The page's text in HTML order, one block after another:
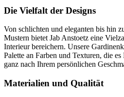
Die Vielfalt der Designs
Von schlichten und eleganten bis hin
Mustern bietet Jab Anstoetz eine
Interieur bereichern. Unsere
Palette an Farben und Texturen, die
ganz nach Ihrem persönlichen
Materialien und Qualität